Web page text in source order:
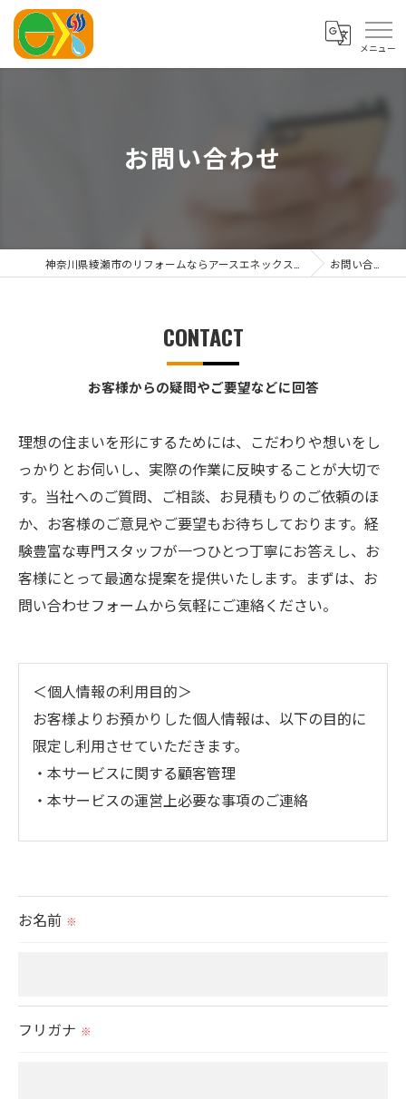
お問い合わせ
お問い合わせ
お客様からの疑問やご要望などに回答
CONTACT
理想の住まいを形にするためには、こだわりや想いをし
っかりとお伺いし、実際の作業に反映することが大切で
す。当社へのご質問、ご相談、お見積もりのご依頼のほ
か、お客様のご意見やご要望もお待ちしております。経
験豊富な専門スタッフが一つひとつ丁寧にお答えし、お
客様にとって最適な提案を提供いたします。まずは、お
問い合わせフォームから気軽にご連絡ください。
＜個人情報の利用目的＞
お客様よりお預かりした個人情報は、以下の目的に
限定し利用させていただきます。
・本サービスに関する顧客管理
・本サービスの運営上必要な事項のご連絡
られた場合を除き、
お名前 ※
フリガナ ※